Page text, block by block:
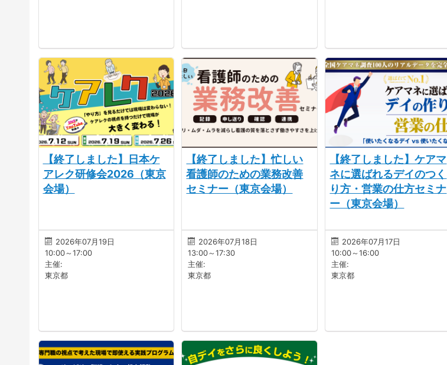
【終了しました】日本ケ
アレク研修会2026（東京
会場）
2026年07月19日
10:00～17:00
主催:
東京都
【終了しました】忙しい
看護師のための業務改善
セミナー（東京会場）
2026年07月18日
13:00～17:30
主催:
東京都
【終了しました】ケアマ
ネに選ばれるデイのつく
り方・営業の仕方セミナ
ー（東京会場）
2026年07月17日
10:00～16:00
主催:
東京都